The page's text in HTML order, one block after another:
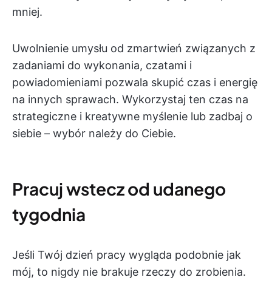
mniej.
Uwolnienie umysłu od zmartwień związanych z
zadaniami do wykonania, czatami i
powiadomieniami pozwala skupić czas i energię
na innych sprawach. Wykorzystaj ten czas na
strategiczne i kreatywne myślenie lub zadbaj o
siebie – wybór należy do Ciebie.
Pracuj wstecz od udanego
tygodnia
Jeśli Twój dzień pracy wygląda podobnie jak
mój, to nigdy nie brakuje rzeczy do zrobienia.